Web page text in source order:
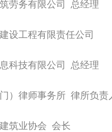
劳务有限公司 总经理
设工程有限责任公司
科技有限公司 总经理
）律师事务所 律所负责
筑业协会 会长